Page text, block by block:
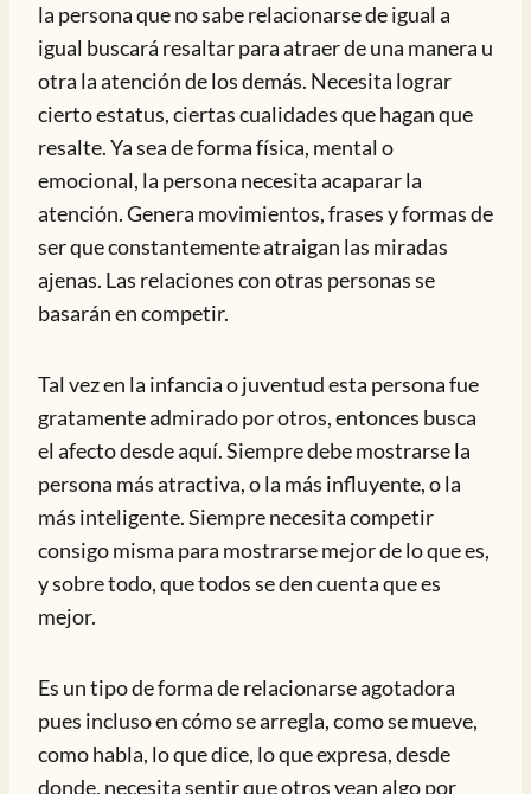
la persona que no sabe relacionarse de igual a
igual buscará resaltar para atraer de una manera u
otra la atención de los demás. Necesita lograr
cierto estatus, ciertas cualidades que hagan que
resalte. Ya sea de forma física, mental o
emocional, la persona necesita acaparar la
atención. Genera movimientos, frases y formas de
ser que constantemente atraigan las miradas
ajenas. Las relaciones con otras personas se
basarán en competir.
Tal vez en la infancia o juventud esta persona fue
gratamente admirado por otros, entonces busca
el afecto desde aquí. Siempre debe mostrarse la
persona más atractiva, o la más influyente, o la
más inteligente. Siempre necesita competir
consigo misma para mostrarse mejor de lo que es,
y sobre todo, que todos se den cuenta que es
mejor.
Es un tipo de forma de relacionarse agotadora
pues incluso en cómo se arregla, como se mueve,
como habla, lo que dice, lo que expresa, desde
donde, necesita sentir que otros vean algo por